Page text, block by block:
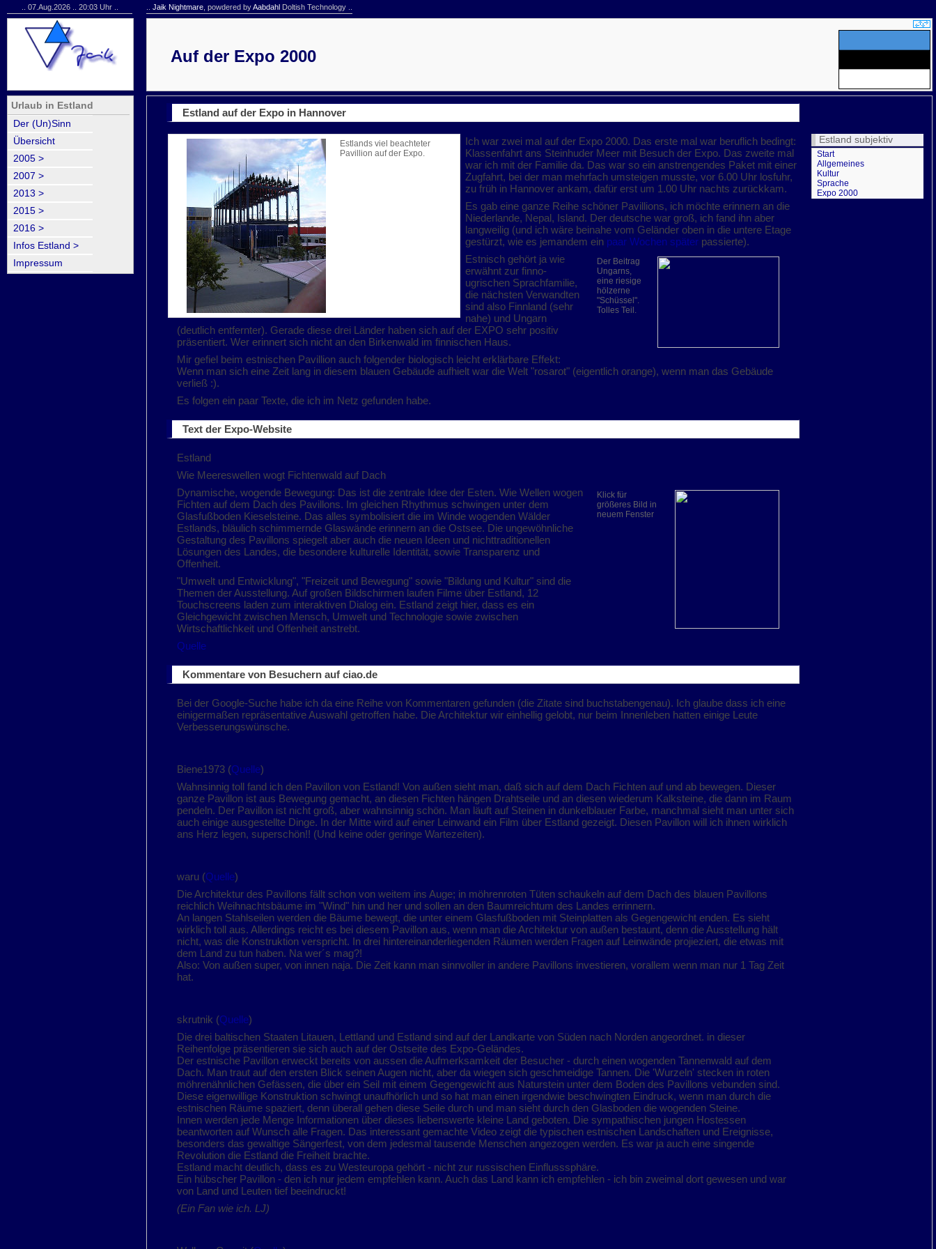
Jaik Nightmare , powdered byAabdahl Doltish Technology ..
Auf der Expo 2000
Estland auf der Expo in Hannover
Estlands viel beachteter
Pavillion auf der Expo.
Ich war zwei mal auf der Expo 2000. Das erste mal war beruflich bedingt:
Klassenfahrt ans Steinhuder Meer mit Besuch der Expo. Das zweite mal
war ich mit der Familie da. Das war so ein anstrengendes Paket mit einer
Zugfahrt, bei der man mehrfach umsteigen musste, vor 6.00 Uhr losfuhr,
zu früh in Hannover ankam, dafür erst um 1.00 Uhr nachts zurückkam.
Es gab eine ganze Reihe schöner Pavillions, ich möchte erinnern an die
Niederlande, Nepal, Island. Der deutsche war groß, ich fand ihn aber
langweilig (und ich wäre beinahe vom Geländer oben in die untere Etage
gestürzt, wie es jemandem ein paar Wochen später passierte).
Der Beitrag
Ungarns,
eine riesige
hölzerne
"Schüssel".
Tolles Teil.
Estnisch gehört ja wie
erwähnt zur finno-
ugrischen Sprachfamilie,
die nächsten Verwandten
sind also Finnland (sehr
nahe) und Ungarn
(deutlich entfernter). Gerade diese drei Länder haben sich auf der EXPO sehr positiv
präsentiert. Wer erinnert sich nicht an den Birkenwald im finnischen Haus.
Mir gefiel beim estnischen Pavillion auch folgender biologisch leicht erklärbare Effekt:
Wenn man sich eine Zeit lang in diesem blauen Gebäude aufhielt war die Welt "rosarot" (eigentlich orange), wenn man das Gebäude
verließ :).
Es folgen ein paar Texte, die ich im Netz gefunden habe.
Estland subjektiv
Start
Allgemeines
Kultur
Sprache
Expo 2000
Text der Expo-Website
Estland
Wie Meereswellen wogt Fichtenwald auf Dach
Klick für
größeres Bild in
neuem Fenster
Dynamische, wogende Bewegung: Das ist die zentrale Idee der Esten. Wie Wellen wogen
Fichten auf dem Dach des Pavillons. Im gleichen Rhythmus schwingen unter dem
Glasfußboden Kieselsteine. Das alles symbolisiert die im Winde wogenden Wälder
Estlands, bläulich schimmernde Glaswände erinnern an die Ostsee. Die ungewöhnliche
Gestaltung des Pavillons spiegelt aber auch die neuen Ideen und nichttraditionellen
Lösungen des Landes, die besondere kulturelle Identität, sowie Transparenz und
Offenheit.
"Umwelt und Entwicklung", "Freizeit und Bewegung" sowie "Bildung und Kultur" sind die
Themen der Ausstellung. Auf großen Bildschirmen laufen Filme über Estland, 12
Touchscreens laden zum interaktiven Dialog ein. Estland zeigt hier, dass es ein
Gleichgewicht zwischen Mensch, Umwelt und Technologie sowie zwischen
Wirtschaftlichkeit und Offenheit anstrebt.
Quelle
Kommentare von Besuchern auf ciao.de
Bei der Google-Suche habe ich da eine Reihe von Kommentaren gefunden (die Zitate sind buchstabengenau). Ich glaube dass ich eine
einigermaßen repräsentative Auswahl getroffen habe. Die Architektur wir einhellig gelobt, nur beim Innenleben hatten einige Leute
Verbesserungswünsche.
Biene1973 (Quelle)
Wahnsinnig toll fand ich den Pavillon von Estland! Von außen sieht man, daß sich auf dem Dach Fichten auf und ab bewegen. Dieser
ganze Pavillon ist aus Bewegung gemacht, an diesen Fichten hängen Drahtseile und an diesen wiederum Kalksteine, die dann im Raum
pendeln. Der Pavillon ist nicht groß, aber wahnsinnig schön. Man läuft auf Steinen in dunkelblauer Farbe, manchmal sieht man unter sich
auch einige ausgestellte Dinge. In der Mitte wird auf einer Leinwand ein Film über Estland gezeigt. Diesen Pavillon will ich ihnen wirklich
ans Herz legen, superschön!! (Und keine oder geringe Wartezeiten).
waru (Quelle)
Die Architektur des Pavillons fällt schon von weitem ins Auge; in möhrenroten Tüten schaukeln auf dem Dach des blauen Pavillons
reichlich Weihnachtsbäume im "Wind" hin und her und sollen an den Baumreichtum des Landes errinnern.
An langen Stahlseilen werden die Bäume bewegt, die unter einem Glasfußboden mit Steinplatten als Gegengewicht enden. Es sieht
wirklich toll aus. Allerdings reicht es bei diesem Pavillon aus, wenn man die Architektur von außen bestaunt, denn die Ausstellung hält
nicht, was die Konstruktion verspricht. In drei hintereinanderliegenden Räumen werden Fragen auf Leinwände projieziert, die etwas mit
dem Land zu tun haben. Na wer´s mag?!
Also: Von außen super, von innen naja. Die Zeit kann man sinnvoller in andere Pavillons investieren, vorallem wenn man nur 1 Tag Zeit
hat.
skrutnik (Quelle)
Die drei baltischen Staaten Litauen, Lettland und Estland sind auf der Landkarte von Süden nach Norden angeordnet. in dieser
Reihenfolge präsentieren sie sich auch auf der Ostseite des Expo-Geländes.
Der estnische Pavillon erweckt bereits von aussen die Aufmerksamkeit der Besucher - durch einen wogenden Tannenwald auf dem
Dach. Man traut auf den ersten Blick seinen Augen nicht, aber da wiegen sich geschmeidige Tannen. Die 'Wurzeln' stecken in roten
möhrenähnlichen Gefässen, die über ein Seil mit einem Gegengewicht aus Naturstein unter dem Boden des Pavillons vebunden sind.
Diese eigenwillige Konstruktion schwingt unaufhörlich und so hat man einen irgendwie beschwingten Eindruck, wenn man durch die
estnischen Räume spaziert, denn überall gehen diese Seile durch und man sieht durch den Glasboden die wogenden Steine.
Innen werden jede Menge Informationen über dieses liebenswerte kleine Land geboten. Die sympathischen jungen Hostessen
beantworten auf Wunsch alle Fragen. Das interessant gemachte Video zeigt die typischen estnischen Landschaften und Ereignisse,
besonders das gewaltige Sängerfest, von dem jedesmal tausende Menschen angezogen werden. Es war ja auch eine singende
Revolution die Estland die Freiheit brachte.
Estland macht deutlich, dass es zu Westeuropa gehört - nicht zur russischen Einflusssphäre.
Ein hübscher Pavillon - den ich nur jedem empfehlen kann. Auch das Land kann ich empfehlen - ich bin zweimal dort gewesen und war
von Land und Leuten tief beeindruckt!
(Ein Fan wie ich. LJ)
Urlaub in Estland
Der (Un)Sinn
Übersicht
2005 >
2007 >
2013 >
2015 >
2016 >
Infos Estland >
Impressum
.. 07.Aug.2026 .. 20:03 Uhr ..